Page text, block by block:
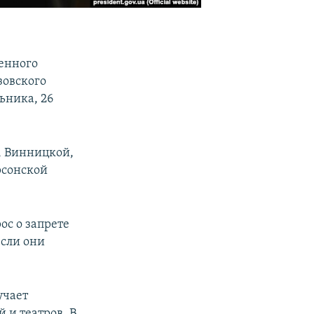
26
Винницкой,
о запрете
они